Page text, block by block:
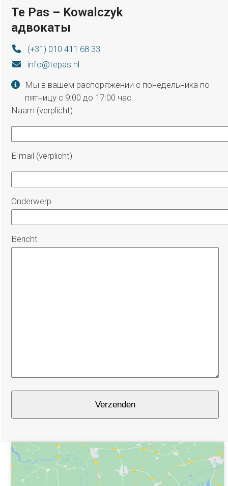
Te Pas – Kowalczyk
адвокаты
(+31) 010 411 68 33
info@tepas.nl
Мы в вашем распоряжении с понедельника по
пятницу с 9:00 до 17:00 час.
Naam (verplicht)
Gelieve dit veld leeg te laten.
E-mail (verplicht)
Gelieve dit veld leeg te laten.
Onderwerp
Bericht